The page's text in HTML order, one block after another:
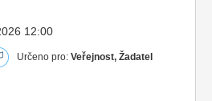
12:00
Určeno pro: Veřejnost, Žadatel